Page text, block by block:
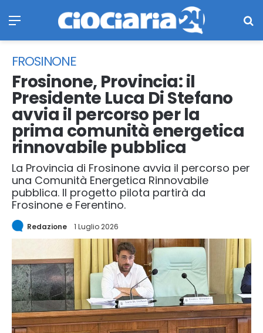
FROSINONE
Frosinone, Provincia: il
Presidente Luca Di Stefano
avvia il percorso per la
prima comunità energetica
rinnovabile pubblica
La Provincia di Frosinone avvia il percorso per
una Comunità Energetica Rinnovabile
pubblica. Il progetto pilota partirà da
Frosinone e Ferentino.
Redazione 1 Luglio 2026